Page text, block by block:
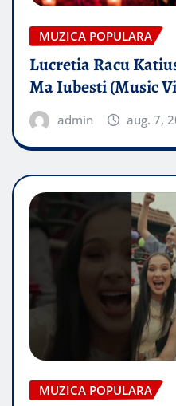
MUZICA POPULARA
Lucretia Racu
Ma Iubesti (Music
admin aug. 7,
MUZICA POPULARA